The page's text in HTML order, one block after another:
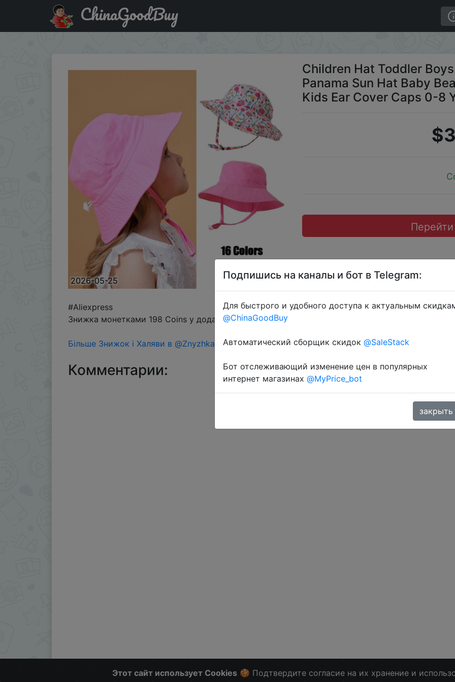
Акция на: Children Hat Toddler Boys Girls Summer Cartoon Panama Sun Hat Baby Beach Fisherman Bucket Hat
ChinaGoodBuy
2026-05-25
Children Hat Toddler
Panama Sun Hat Baby
Kids Ear Cover Caps 0-8
#Aliexpress
Знижка монетками 198 Coins у додатку через розділ монет.
Більше Знижок і Халяви в @ZnyzhkaUA
Комментарии:
Этот сайт использует Cookies🍪 Подтвердите согласие на их хранение и
Подпишись на каналы и бот в Telegram:
Для быстрого и удобного доступа к актуальным
@ChinaGoodBuy
Автоматический сборщик скидок @SaleStack
Бот отслеживающий изменение цен в популярных
интернет магазинах @MyPrice_bot
закрыть